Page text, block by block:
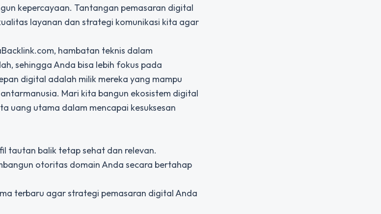
kepercayaan. Tantangan pemasaran digital
layanan dan strategi komunikasi kita agar
hambatan teknis dalam
sehingga Anda bisa lebih fokus pada
digital adalah milik mereka yang mampu
Mari kita bangun ekosistem digital
uang utama dalam mencapai kesuksesan
tautan balik tetap sehat dan relevan.
otoritas domain Anda secara bertahap
terbaru agar strategi pemasaran digital Anda